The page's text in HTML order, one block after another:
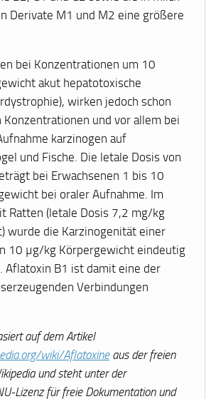
Derivate M1 und M2 eine größere
bei Konzentrationen um 10
akut hepatotoxische
wirken jedoch schon
Konzentrationen und vor allem bei
karzinogen auf
und Fische. Die letale Dosis von
bei Erwachsenen 1 bis 10
bei oraler Aufnahme. Im
Ratten (letale Dosis 7,2 mg/kg
wurde die Karzinogenität einer
10 µg/kg Körpergewicht eindeutig
Aflatoxin B1 ist damit eine der
Verbindungen
auf dem Artikel
wiki/Aflatoxineaus der freien
und steht unter der
Lizenz für freie Dokumentation und